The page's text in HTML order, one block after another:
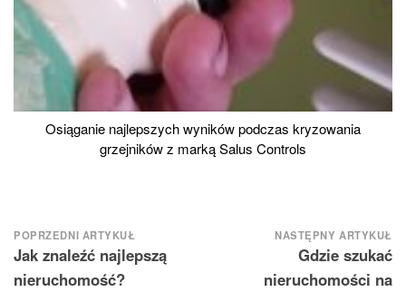
Osiąganie najlepszych wyników podczas kryzowania
grzejników z marką Salus Controls
Nawigacja
wpisu
POPRZEDNI ARTYKUŁ
Jak znaleźć najlepszą
nieruchomość?
NASTĘPNY ARTYKUŁ
Gdzie szukać
nieruchomości na